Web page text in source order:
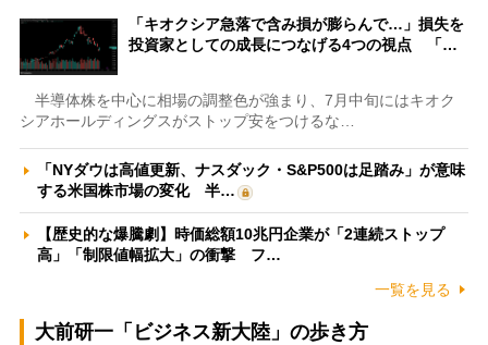
「キオクシア急落で含み損が膨らんで…」損失を
投資家としての成長につなげる4つの視点 「…
半導体株を中心に相場の調整色が強まり、7月中旬にはキオク
シアホールディングスがストップ安をつけるな…
「NYダウは高値更新、ナスダック・S&P500は足踏み」が意味
する米国株市場の変化 半…
【歴史的な爆騰劇】時価総額10兆円企業が「2連続ストップ
高」「制限値幅拡大」の衝撃 フ…
一覧を見る
大前研一「ビジネス新大陸」の歩き方